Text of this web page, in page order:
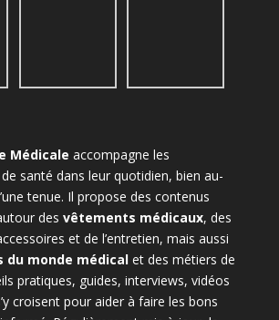
Médicale accompagne les
santé dans leur quotidien, bien au-
tenue. Il propose des contenus
des vêtements médicaux, des
et de l’entretien, mais aussi
du monde médicalet des métiers de
pratiques, guides, interviews, vidéos
croisent pour aider à faire les bons